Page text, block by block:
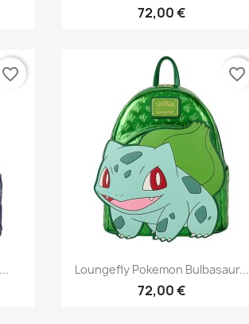
72,00 €
favorite_border
Aperçu rapide
Loungefly Pokemon Bulbasaur...
72,00 €
favorite_border